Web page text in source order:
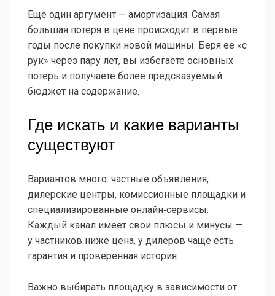
Еще один аргумент — амортизация. Самая
большая потеря в цене происходит в первые
годы после покупки новой машины. Беря ее «с
рук» через пару лет, вы избегаете основных
потерь и получаете более предсказуемый
бюджет на содержание.
Где искать и какие варианты
существуют
Вариантов много: частные объявления,
дилерские центры, комиссионные площадки и
специализированные онлайн‑сервисы.
Каждый канал имеет свои плюсы и минусы —
у частников ниже цена, у дилеров чаще есть
гарантия и проверенная история.
Важно выбирать площадку в зависимости от